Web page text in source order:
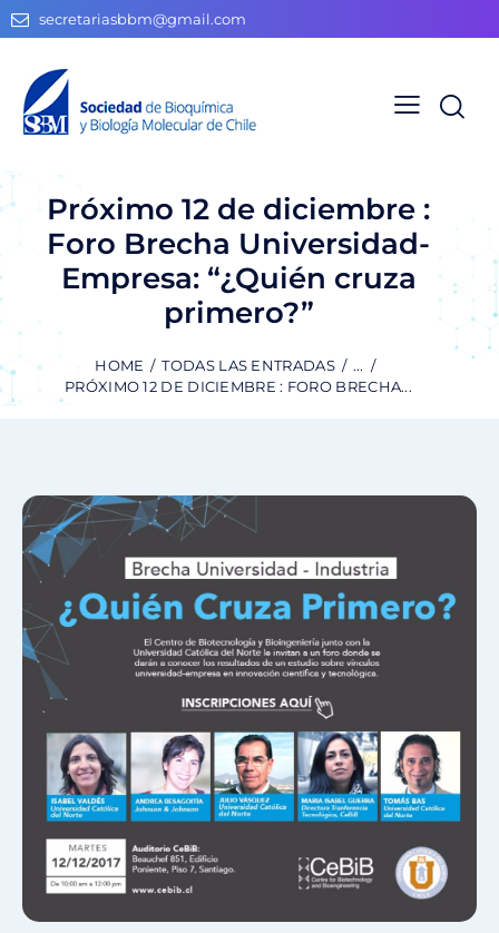
secretariasbbm@gmail.com
Próximo 12 de diciembre :
Foro Brecha Universidad-
Empresa: “¿Quién cruza
primero?”
HOME TODAS LAS ENTRADAS
...
PRÓXIMO 12 DE DICIEMBRE : FORO BRECHA...